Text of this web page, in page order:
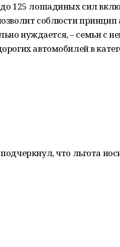
125 лошадиных сил
соблюсти принцип
нуждается, – семьи с
автомобилей в
что льгота